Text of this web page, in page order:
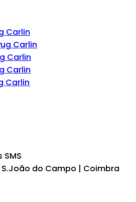
Carlin
Carlin
Carlin
Carlin
Carlin
SMS
S.João do Campo | Coimbra